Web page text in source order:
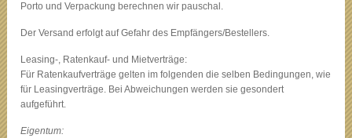
Porto und Verpackung berechnen wir pauschal.
Der Versand erfolgt auf Gefahr des Empfängers/Bestellers.
Leasing-, Ratenkauf- und Mietverträge:
Für Ratenkaufverträge gelten im folgenden die selben Bedingungen, wie
für Leasingverträge. Bei Abweichungen werden sie gesondert
aufgeführt.
Eigentum: